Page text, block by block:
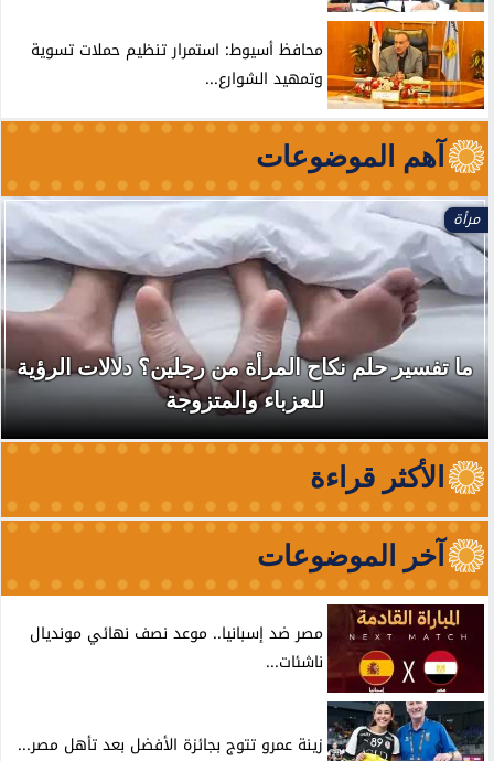
محافظ أسيوط: استمرار تنظيم حملات تسوية
وتمهيد الشوارع...
آهم الموضوعات
مرأة
ما تفسير حلم نكاح المرأة من رجلين؟ دلالات الرؤية
للعزباء والمتزوجة
الأكثر قراءة
آخر الموضوعات
مصر ضد إسبانيا.. موعد نصف نهائي مونديال
ناشئات...
زينة عمرو تتوج بجائزة الأفضل بعد تأهل مصر...